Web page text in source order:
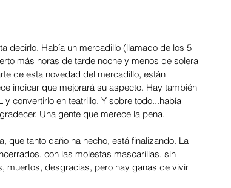
decirlo. Había un mercadillo (llamado de los 5
más horas de tarde noche y menos de solera
de esta novedad del mercadillo, están
indicar que mejorará su aspecto. Hay también
convertirlo en teatrillo. Y sobre todo...había
Una gente que merece la pena.
que tanto daño ha hecho, está finalizando. La
con las molestas mascarillas, sin
muertos, desgracias, pero hay ganas de vivir